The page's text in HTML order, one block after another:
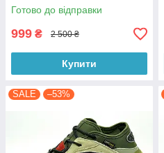
Готово до відправки
999 ₴ 2 500 ₴
Купити
SALE –53%